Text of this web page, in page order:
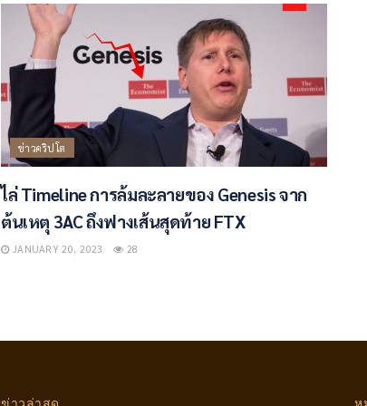
ข่าวคริปโต
ไล่ Timeline การล้มละลายของ Genesis จาก
ต้นเหตุ 3AC ถึงฟางเส้นสุดท้าย FTX
JANUARY 20, 2023 28